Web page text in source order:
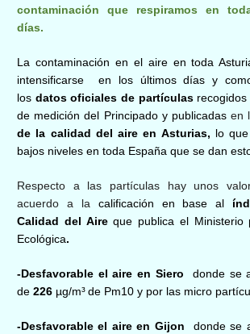
contaminación que respiramos en
días.
La contaminación en el aire entoda
intensificarse
en los últimos días y
los datos oficiales de partículas
de medicióndel Principadoy publicadasen
de la calidad del aire en Asturias, lo
bajos niveles en toda España que se dan
Respecto a las partículas hay unos
acuerdo a la calificación en base al
Calidad del Aireque publica el Ministerio
Ecológica.
-Desfavorable el aire en Siero
donde se
de 226 µg/m³de Pm10 y por las micro
-Desfavorable el aire en Gijon
donde se